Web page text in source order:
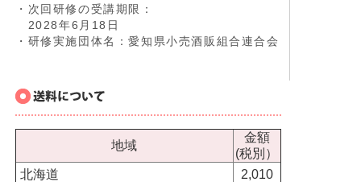
・次回研修の受講期限：
2028年6月18日
・研修実施団体名：愛知県小売酒販組合連合会
地域
金額
(税別）
北海道
2,010